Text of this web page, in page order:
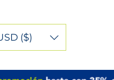
($)